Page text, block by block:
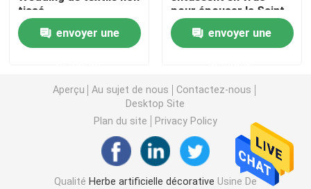
Boule de fleurs artificielles
Usines artificielles de décoration
Ornements décoratifs
Moss Mat artificiel
tissé
envoyer une
pour épouser la Saint-
Valentin
envoyer une
Aperçu Au sujet de nous
Contactez-nous
Desktop Site
Plan du site
Privacy Policy
Qualité Herbe artificielle décorative Usine De